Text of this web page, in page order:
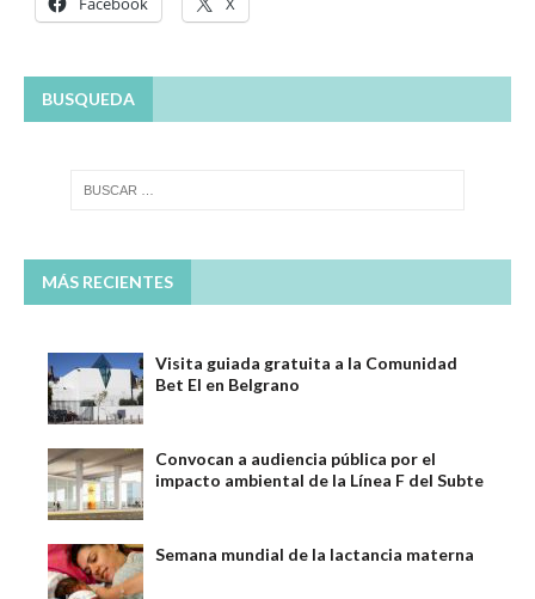
BUSQUEDA
MÁS RECIENTES
Visita guiada gratuita a la Comunidad
Bet El en Belgrano
Convocan a audiencia pública por el
impacto ambiental de la Línea F del Subte
Semana mundial de la lactancia materna